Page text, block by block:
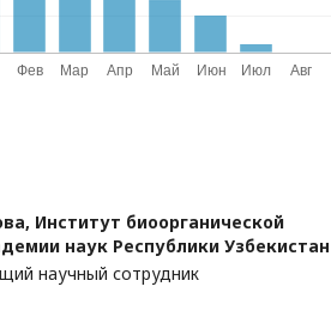
Институт биоорганической
наук Республики Узбекистан
научный сотрудник